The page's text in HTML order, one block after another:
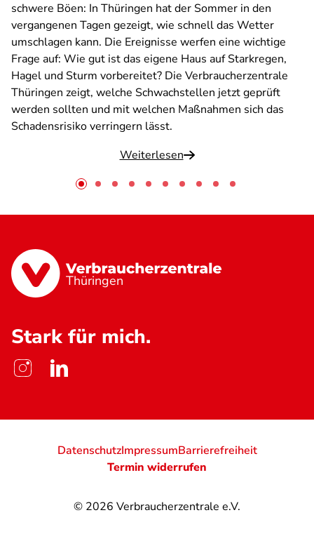
schwere Böen: In Thüringen hat der Sommer in den
vergangenen Tagen gezeigt, wie schnell das Wetter
umschlagen kann. Die Ereignisse werfen eine wichtige
Frage auf: Wie gut ist das eigene Haus auf Starkregen,
Hagel und Sturm vorbereitet? Die Verbraucherzentrale
Thüringen zeigt, welche Schwachstellen jetzt geprüft
werden sollten und mit welchen Maßnahmen sich das
Schadensrisiko verringern lässt.
Weiterlesen
Thüringen
Stark für mich.
© 2026 Verbraucherzentrale e.V.
DatenschutzImpressumBarrierefreiheit
Termin widerrufen